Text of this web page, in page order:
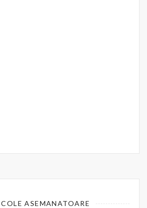
ASEMANATOARE